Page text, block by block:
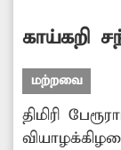
காய்கறி
மற்றவை
திமிரி